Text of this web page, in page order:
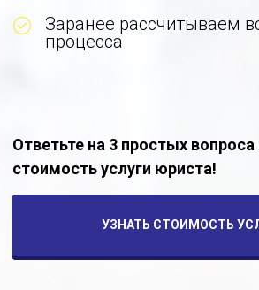
Заранее рассчитываем
процесса
УЗНАТЬ СТОИМОСТЬ
Ответьте на 3 простых вопроса
стоимость услуги юриста!